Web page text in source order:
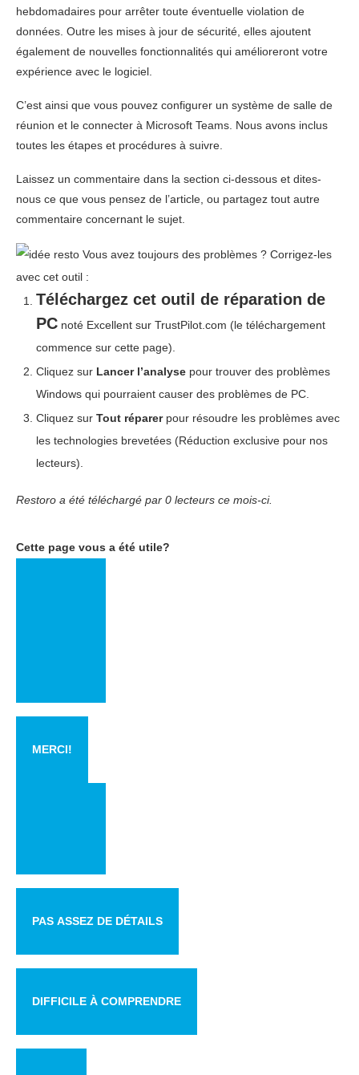
hebdomadaires pour arrêter toute éventuelle violation de
données. Outre les mises à jour de sécurité, elles ajoutent
également de nouvelles fonctionnalités qui amélioreront votre
expérience avec le logiciel.
C’est ainsi que vous pouvez configurer un système de salle de
réunion et le connecter à Microsoft Teams. Nous avons inclus
toutes les étapes et procédures à suivre.
Laissez un commentaire dans la section ci-dessous et dites-
nous ce que vous pensez de l’article, ou partagez tout autre
commentaire concernant le sujet.
Vous avez toujours des problèmes ? Corrigez-les
avec cet outil :
Téléchargez cet outil de réparation de
PC noté Excellent sur TrustPilot.com (le téléchargement
commence sur cette page).
Cliquez sur Lancer l’analyse pour trouver des problèmes
Windows qui pourraient causer des problèmes de PC.
Cliquez sur Tout réparerpour résoudre les problèmes avec
les technologies brevetées (Réduction exclusive pour nos
lecteurs).
Restoro a été téléchargé par 0 lecteurs ce mois-ci.
Cette page vous a été utile?
MERCI!
PAS ASSEZ DE DÉTAILS
DIFFICILE À COMPRENDRE